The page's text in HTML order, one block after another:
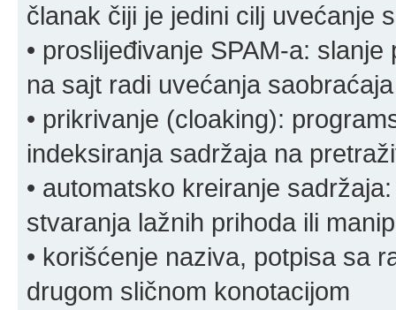
članak čiji je jedini cilj uvećanje
• proslijeđivanje SPAM-a:
na sajt radi uvećanja
• prikrivanje (cloaking):
indeksiranja sadržaja na
• automatsko kreiranje
stvaranja lažnih prihoda ili
• korišćenje naziva, potpisa sa
drugom sličnom konotacijom